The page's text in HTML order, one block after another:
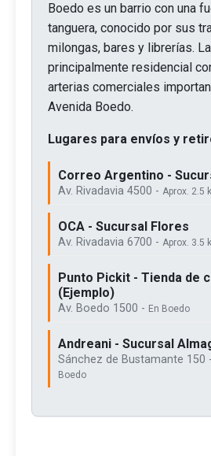
Boedo es un barrio con una
tanguera, conocido por sus
milongas, bares y librerías.
principalmente residencial
arterias comerciales
Avenida Boedo.
Lugares para envíos y
Correo Argentino -
Av. Rivadavia 4500 - Aprox. 2.5
OCA - Sucursal Flores
Av. Rivadavia 6700 - Aprox. 3.5
Punto Pickit - Tienda de
(Ejemplo)
Av. Boedo 1500 - En Boedo
Andreani - Sucursal
Sánchez de Bustamante 150 -
Boedo